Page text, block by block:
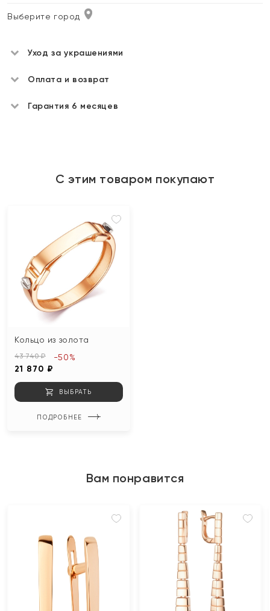
Выберите город
Уход за украшениями
Оплата и возврат
Гарантия 6 месяцев
С этим товаром покупают
Кольцо из золота
43 740 ₽
21 870 ₽
-50%
ВЫБРАТЬ
ПОДРОБНЕЕ
Вам понравится